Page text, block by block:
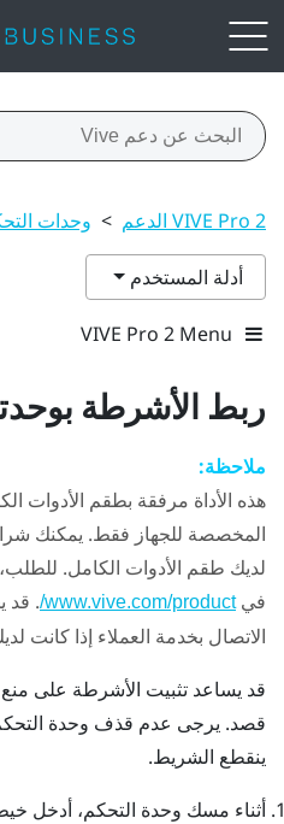
VIVE Pro 2 الدعم > وحدات
أدلة المستخدم
VIVE Pro 2 Menu
ربط الأشرطة
ملاحظة:
هذه الأداة مرفقة بطقم الأدوات
المخصصة للجهاز فقط. يمكنك
لديك طقم الأدوات الكامل.
فيwww.vive.com/product/ . قد
الاتصال بخدمة العملاء إذا كانت
قد يساعد تثبيت الأشرطة على
قصد. يرجى عدم قذف وحدة التحكم
ينقطع الشريط.
أثناء مسك وحدة التحكم، أدخل